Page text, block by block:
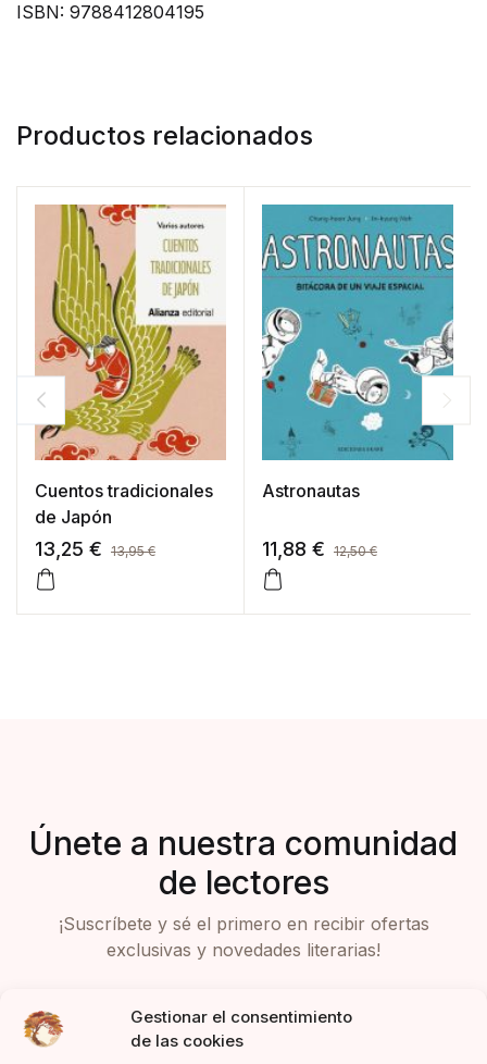
Gestionar el consentimiento
de las cookies
ISBN: 9788412804195
Productos relacionados
Cuentos tradicionales
de Japón
13,25 € 13,95€
Astronautas
11,88 € 12,50€
Únete a nuestra comunidad
de lectores
¡Suscríbete y sé el primero en recibir ofertas
exclusivas y novedades literarias!